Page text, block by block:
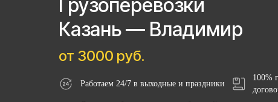
Грузоперевозки
Казань — Владимир
от 3000 руб.
Работаем 24/7 в выходные и праздники
100%